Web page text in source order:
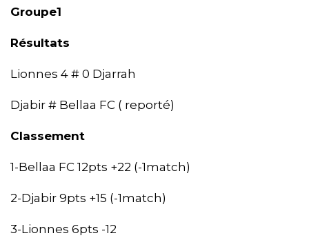
Groupe1
Résultats
Lionnes 4 # 0 Djarrah
Djabir # Bellaa FC ( reporté)
Classement
1-Bellaa FC 12pts +22 (-1match)
2-Djabir 9pts +15 (-1match)
3-Lionnes 6pts -12